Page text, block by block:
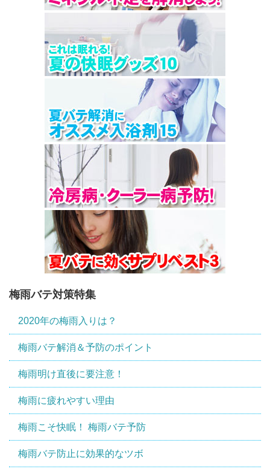
梅雨バテ対策特集
2020年の梅雨入りは？
梅雨バテ解消＆予防のポイント
梅雨明け直後に要注意！
梅雨に疲れやすい理由
梅雨こそ快眠！ 梅雨バテ予防
梅雨バテ防止に効果的なツボ